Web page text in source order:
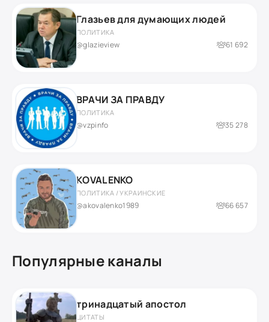
Глазьев для думающих людей
ПОЛИТИКА
@glazieview 61 692
ВРАЧИ ЗА ПРАВДУ
ПОЛИТИКА
@vzpinfo 35 278
КOVALENKO
ПОЛИТИКА / УКРАИНСКИЕ
@akovalenko1989 66 657
Популярные каналы
тринадцатый апостол
ЦИТАТЫ